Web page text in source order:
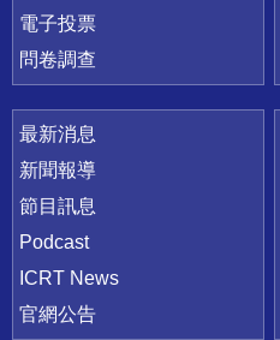
電子投票
問卷調查
最新消息
新聞報導
節目訊息
Podcast
ICRT News
官網公告